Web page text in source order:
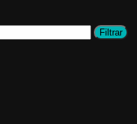
Filtrar